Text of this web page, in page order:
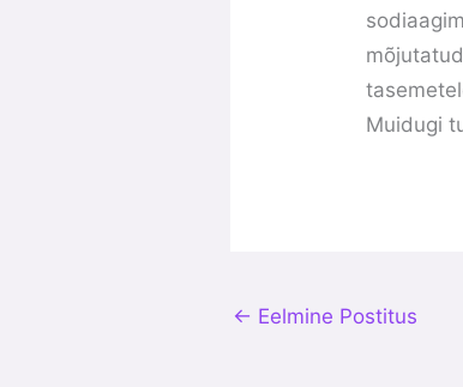
Muidugi
← Eelmine Postitus